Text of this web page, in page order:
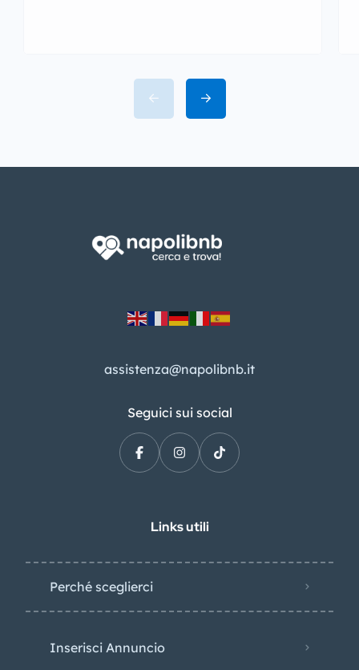
combina un’accoglienza familiare
con la comodità di una posizione
per chi cerca un alloggio comodo
assistenza@napolibnb.it
Seguici sui social
Links utili
Perché sceglierci
Inserisci Annuncio